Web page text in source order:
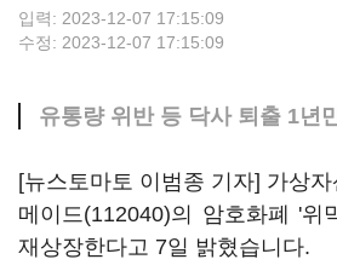
입력: 2023-12-07 17:15:09
수정: 2023-12-07 17:15:09
유통량 위반 등 닥사 퇴출 1년
[뉴스토마토 이범종 기자] 가상자
메이드(112040)의 암호화폐 '위
재상장한다고 7일 밝혔습니다.